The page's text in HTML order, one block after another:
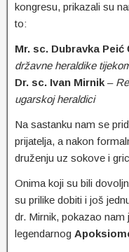
kongresu, prikazali su
to:
Mr. sc. Dubravka Peić
državne heraldike
Dr. sc. Ivan Mirnik–
ugarskoj heraldici
Na sastanku nam se
prijatelja, a nakon
druženju uz sokove i
Onima koji su bili
su prilike dobiti i još
dr. Mirnik, pokazao
legendarnog